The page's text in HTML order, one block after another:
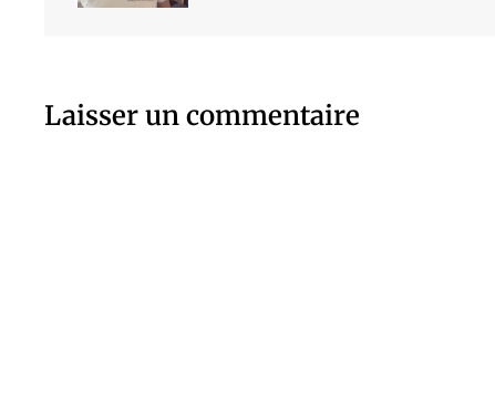
Laisser un commentaire